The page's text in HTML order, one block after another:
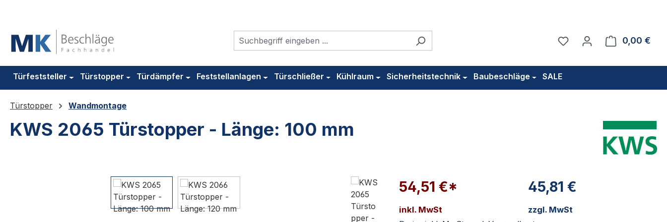
Du hast 0 Produkte auf
0,00 €
Türfeststeller Türstopper Türdämpfer Feststellanlagen Türschließer Kühlraum Sicherheitstechnik Baubeschläge SALE
Türstopper Wandmontage
KWS 2065 Türstopper - Länge: 100 mm
54,51 €*
inkl. MwSt
45,81 €
zzgl. MwSt